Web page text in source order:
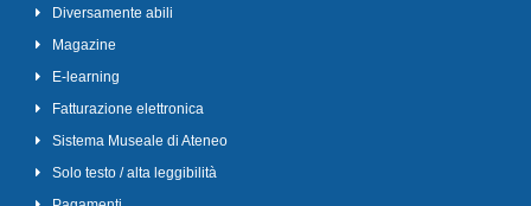
Diversamente abili
Magazine
E-learning
Fatturazione elettronica
Sistema Museale di Ateneo
Solo testo / alta leggibilità